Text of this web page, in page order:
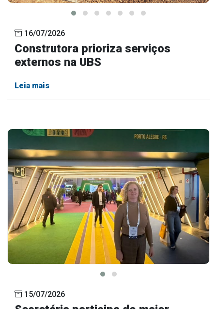
16/07/2026
Construtora prioriza serviços
externos na UBS
Leia mais
15/07/2026